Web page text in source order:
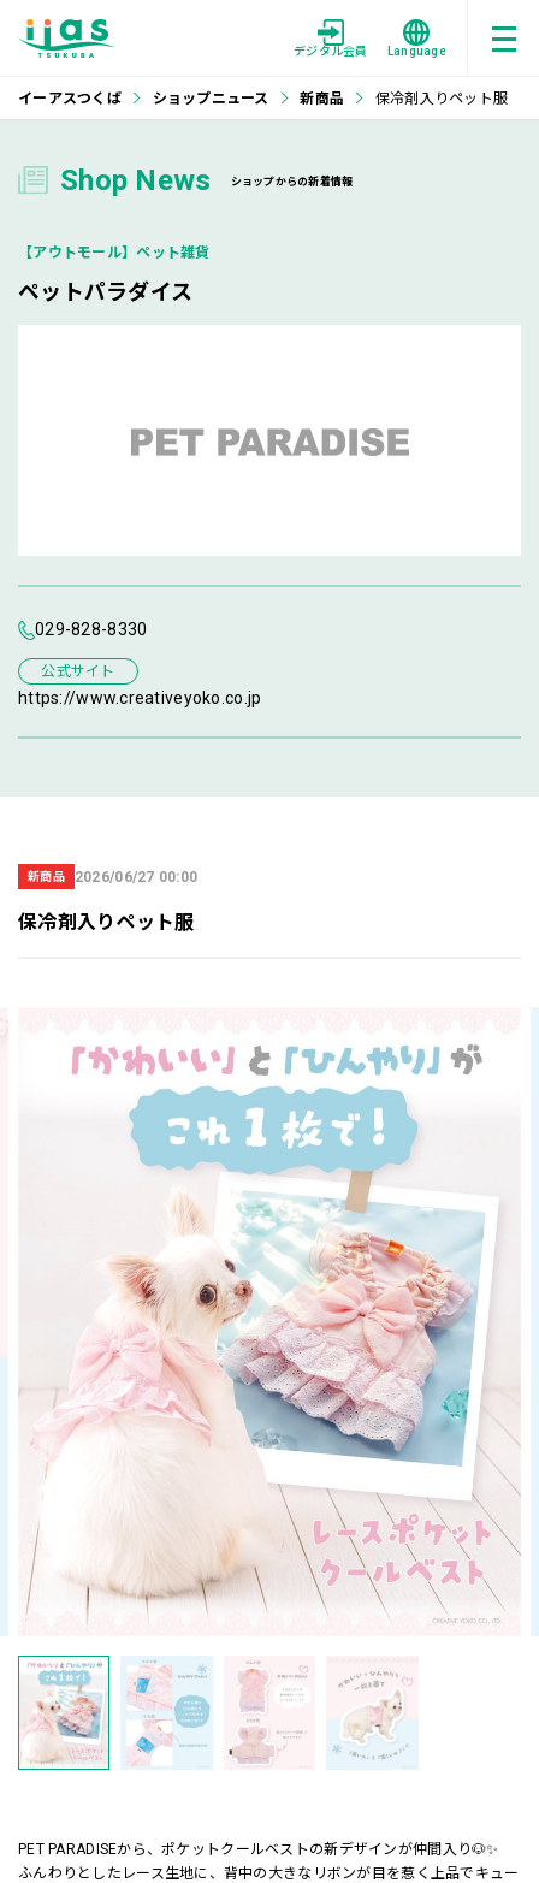
デジタル会員 Language
イーアスつくば ショップニュース 新商品 保冷剤入りペット服
Shop News ショップからの新着情報
【アウトモール】ペット雑貨
ペットパラダイス
029-828-8330
公式サイト
https://www.creativeyoko.co.jp
新商品 2026/06/27 00:00
保冷剤入りペット服
PET PARADISEから、ポケットクールベストの新デザインが仲間入り🐶✨
ふんわりとしたレース生地に、背中の大きなリボンが目を惹く上品でキュー